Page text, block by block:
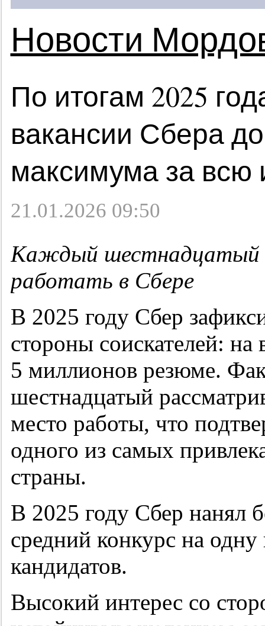
Новости
По итогам 2025
вакансии Сбера
максимума за всю
21.01.2026 09:50
Каждый шестнадцатый
работать в Сбере
В 2025 году Сбер
стороны соискателей:
5 миллионов резюме.
шестнадцатый
место работы, что
одного из самых
страны.
В 2025 году Сбер нанял
средний конкурс на
кандидатов.
Высокий интерес со